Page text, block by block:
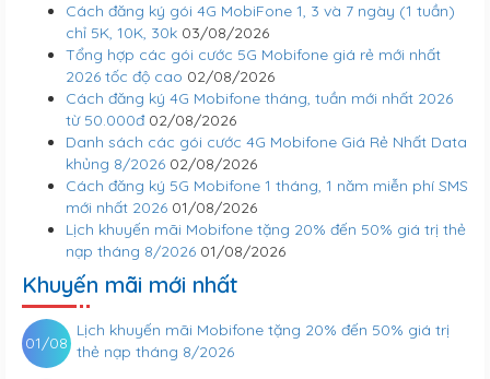
Cách đăng ký gói 4G MobiFone 1, 3 và 7 ngày (1 tuần)
chỉ 5K, 10K, 30k 03/08/2026
Tổng hợp các gói cước 5G Mobifone giá rẻ mới nhất
2026 tốc độ cao 02/08/2026
Cách đăng ký 4G Mobifone tháng, tuần mới nhất 2026
từ 50.000đ 02/08/2026
Danh sách các gói cước 4G Mobifone Giá Rẻ Nhất Data
khủng 8/2026 02/08/2026
Cách đăng ký 5G Mobifone 1 tháng, 1 năm miễn phí SMS
mới nhất 2026 01/08/2026
Lịch khuyến mãi Mobifone tặng 20% đến 50% giá trị thẻ
nạp tháng 8/2026 01/08/2026
Khuyến mãi mới nhất
Lịch khuyến mãi Mobifone tặng 20% đến 50% giá trị
thẻ nạp tháng 8/2026
01/08